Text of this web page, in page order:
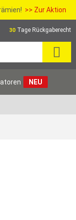
>> Zur Aktion
30 Tage Rückgaberecht
NEU